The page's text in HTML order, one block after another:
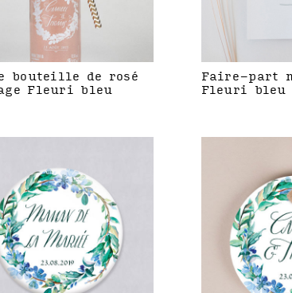
bouteille de rosé
Fleuri bleu
Faire-part
Fleuri bleu